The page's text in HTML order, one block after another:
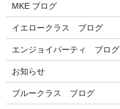
MKE ブログ
イエロークラス ブログ
エンジョイパーティ ブログ
お知らせ
ブルークラス ブログ